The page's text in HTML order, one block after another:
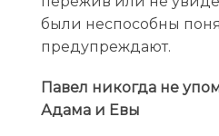
были неспособны
предупреждают.
Павел никогда не
Адама и Евы